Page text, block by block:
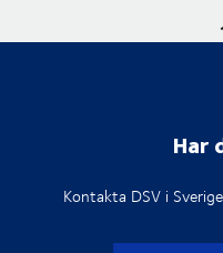
Har
Kontakta DSV i